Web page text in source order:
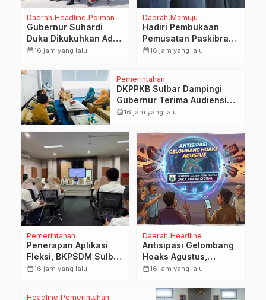
menghadapi potensi bencana
hidrometeorologi kering yang
diperkirakan […]
Daerah Headline Polman
Gubernur Suhardi
Duka Dikukuhkan Adat
Balanipa, Raih Gelar
calendar_month16 jam yang lalu
Daerah Mamuju
Hadiri Pembukaan
Pemusatan Paskibraka
Provinsi, Murdanil: Ini
Kedisiplinannya
calendar_month16 jam yang lalu
Pemerintahan
DKPPKB Sulbar Dampingi
Gubernur Terima Audiensi
Kepala Rumah Sakit TK. III
calendar_month16 jam yang lalu
Pemerintahan
Penerapan Aplikasi
Fleksi, BKPSDM Sulbar
Dorong Transformasi
calendar_month16 jam yang lalu
Daerah Headline
Antisipasi Gelombang
Hoaks Agustus,
Pemprov Sulbar Ajak
Digital
calendar_month16 jam yang lalu
Headline Pemerintahan